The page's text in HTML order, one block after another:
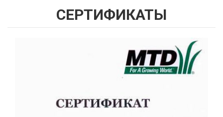
СЕРТИФИКАТЫ